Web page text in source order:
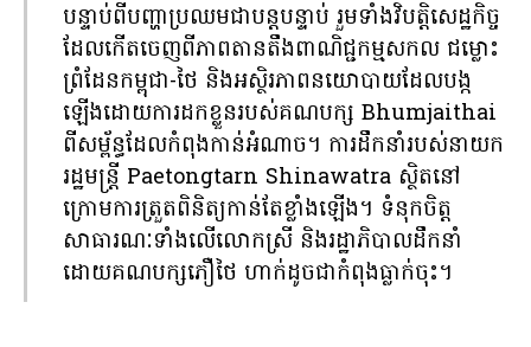
បន្ទាប់ពីបញ្ហាប្រឈមជាបន្តបន្ទាប់ រួមទាំងវិបត្តិសេដ្ឋកិច្ច
ដែលកើតចេញពីភាពតានតឹងពាណិជ្ជកម្មសកល ជម្លោះ
ព្រំដែនកម្ពុជា-ថៃ និងអស្ថិរភាពនយោបាយដែលបង្ក
ឡើងដោយការដកខ្លួនរបស់គណបក្ស Bhumjaithai
ពីសម្ព័ន្ធដែលកំពុងកាន់អំណាច។ ការដឹកនាំរបស់នាយក
រដ្ឋមន្ត្រី Paetongtarn Shinawatra ស្ថិតនៅ
ក្រោមការត្រួតពិនិត្យកាន់តែខ្លាំងឡើង។ ទំនុកចិត្ត
សាធារណៈទាំងលើលោកស្រី និងរដ្ឋាភិបាលដឹកនាំ
ដោយគណបក្សភឿថៃ ហាក់ដូចជាកំពុងធ្លាក់ចុះ។